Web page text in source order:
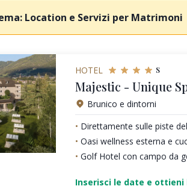
Location e Servizi per Matrimoni
HOTEL s
Majestic - Unique
Brunico e dintorni
Direttamente sulle piste
Oasi wellness esterna e
Golf Hotel con campo da
Inserisci le date e